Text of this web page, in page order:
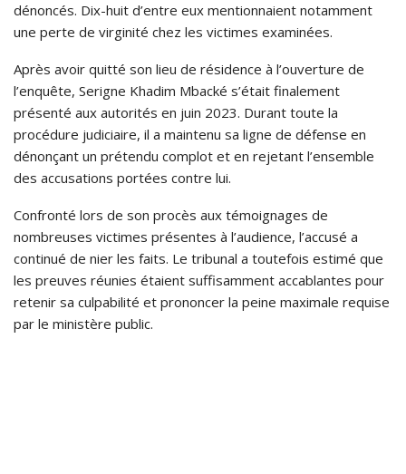
dénoncés. Dix-huit d’entre eux mentionnaient notamment
une perte de virginité chez les victimes examinées.
Après avoir quitté son lieu de résidence à l’ouverture de
l’enquête, Serigne Khadim Mbacké s’était finalement
présenté aux autorités en juin 2023. Durant toute la
procédure judiciaire, il a maintenu sa ligne de défense en
dénonçant un prétendu complot et en rejetant l’ensemble
des accusations portées contre lui.
Confronté lors de son procès aux témoignages de
nombreuses victimes présentes à l’audience, l’accusé a
continué de nier les faits. Le tribunal a toutefois estimé que
les preuves réunies étaient suffisamment accablantes pour
retenir sa culpabilité et prononcer la peine maximale requise
par le ministère public.